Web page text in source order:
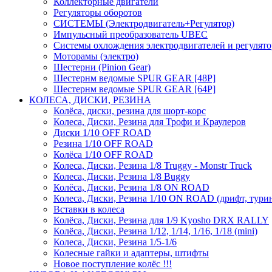
Регуляторы оборотов
СИСТЕМЫ (Электродвигатель+Регулятор)
Импульсный преобразователь UBEC
Системы охлождения электродвигателей и
Моторамы (электро)
Шестерни (Pinion Gear)
Шестернм ведомые SPUR GEAR [48P]
Шестернм ведомые SPUR GEAR [64P]
КОЛЕСА, ДИСКИ, РЕЗИНА
Колёса, диски, резина для шорт-корс
Колеса, Диски, Резина для Трофи и Краулеров
Диски 1/10 OFF ROAD
Резина 1/10 OFF ROAD
Колёса 1/10 OFF ROAD
Колеса, Диски, Резина 1/8 Truggy - Monstr Truck
Колеса, Диски, Резина 1/8 Buggy
Колёса, Диски, Резина 1/8 ON ROAD
Колеса, Диски, Резина 1/10 ON ROAD (дрифт,
Вставки в колеса
Колёса, Диски, Резина для 1/9 Kyosho DRX RALLY
Колёса, Диски, Резина 1/12, 1/14, 1/16, 1/18 (mini)
Колеса, Диски, Резина 1/5-1/6
Колесные гайки и адаптеры, штифты
Новое поступление колёс !!!